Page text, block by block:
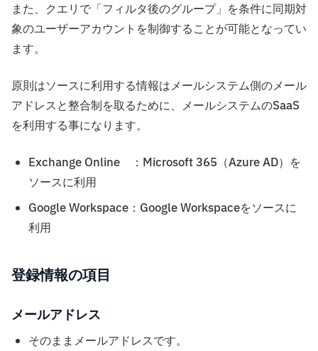
また、クエリで「フィルタ後のグループ」を条件に同期対
象のユーザーアカウントを制御することが可能となってい
ます。
原則はソースに利用する情報はメールシステム側のメール
アドレスと整合制を取るために、メールシステムのSaaS
を利用する事になります。
Exchange Online ：Microsoft 365（Azure AD）を
ソースに利用
Google Workspace：Google Workspaceをソースに
利用
登録情報の項目
メールアドレス
そのままメールアドレスです。